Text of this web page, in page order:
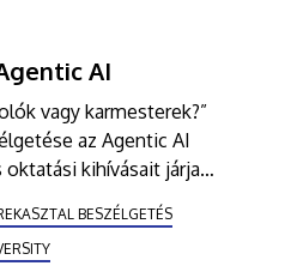
AI
vagy karmesterek?”
az Agentic AI
oktatási kihívásait járja
BESZÉLGETÉS